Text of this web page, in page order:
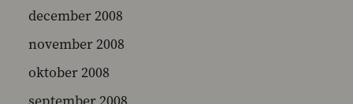
december 2008
november 2008
oktober 2008